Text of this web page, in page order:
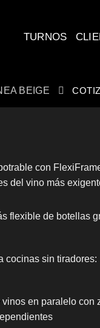
TURNOS
BEIGE
con
del vino más
flexible de botellas
cocinas sin tiradores:
en paralelo con